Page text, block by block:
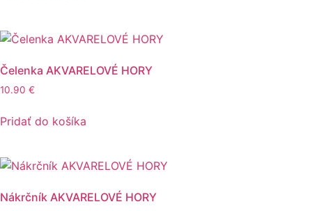
Čelenka AKVARELOVÉ HORY
10.90 €
Pridať do košíka
Nákrčník AKVARELOVÉ HORY